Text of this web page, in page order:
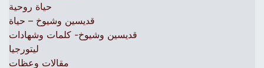
حياة روحية
قديسين وشيوخ – حياة
قديسين وشيوخ- كلمات وشهادات
ليتورجيا
مقالات وعظات